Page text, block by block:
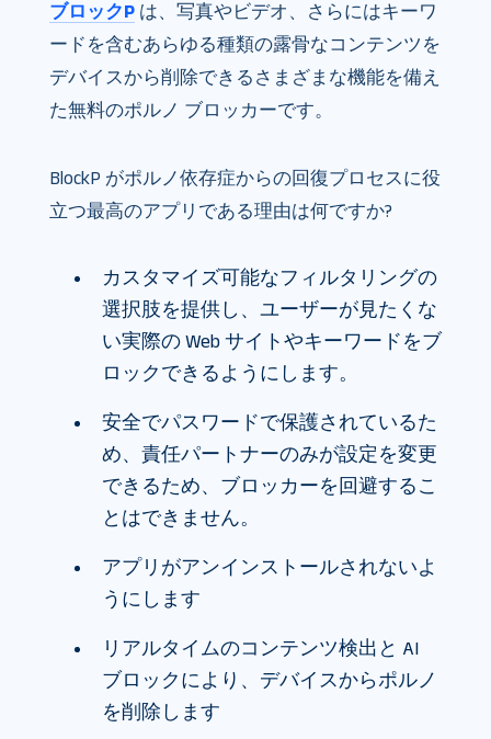
ブロックPは、写真やビデオ、さらにはキーワ
ードを含むあらゆる種類の露骨なコンテンツを
デバイスから削除できるさまざまな機能を備え
た無料のポルノ ブロッカーです。
BlockP がポルノ依存症からの回復プロセスに役
立つ最高のアプリである理由は何ですか?
カスタマイズ可能なフィルタリングの
選択肢を提供し、ユーザーが見たくな
い実際の Web サイトやキーワードをブ
ロックできるようにします。
安全でパスワードで保護されているた
め、責任パートナーのみが設定を変更
できるため、ブロッカーを回避するこ
とはできません。
アプリがアンインストールされないよ
うにします
リアルタイムのコンテンツ検出と AI
ブロックにより、デバイスからポルノ
を削除します